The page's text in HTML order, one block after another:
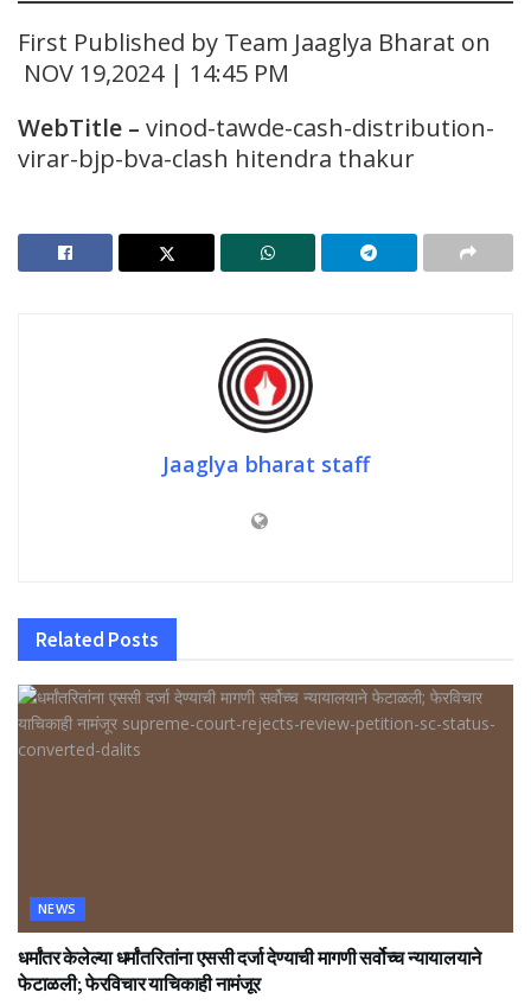
First Published by Team Jaaglya Bharat on
NOV 19,2024 | 14:45 PM
WebTitle – vinod-tawde-cash-distribution-
virar-bjp-bva-clash hitendra thakur
Jaaglya bharat staff
Related Posts
NEWS
धर्मांतर केलेल्या धर्मांतरितांना एससी दर्जा देण्याची मागणी सर्वोच्च न्यायालयाने
फेटाळली; फेरविचार याचिकाही नामंजूर